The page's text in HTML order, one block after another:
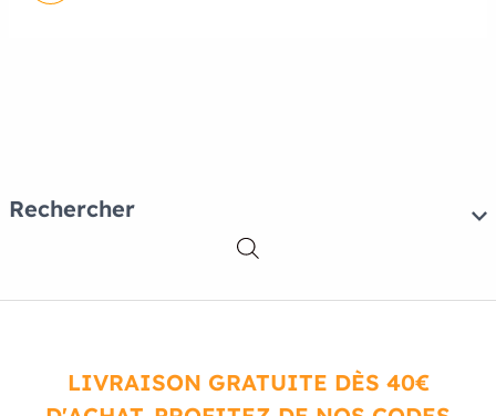
Rechercher
LIVRAISON GRATUITE DÈS 40€